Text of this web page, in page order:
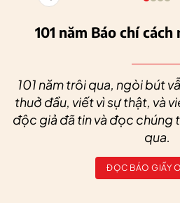
101 năm Báo chí
101 năm trôi qua, ngòi bút
thuở đầu, viết vì sự thật, và
độc giả đã tin và đọc
qua.
ĐỌC BÁO GIẤY